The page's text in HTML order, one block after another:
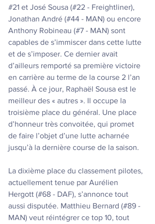
#21 et José Sousa (#22 - Freightliner),
Jonathan André (#44 - MAN) ou encore
Anthony Robineau (#7 - MAN) sont
capables de s’immiscer dans cette lutte
et de s’imposer. Ce dernier avait
d’ailleurs remporté sa première victoire
en carrière au terme de la course 2 l’an
passé. À ce jour, Raphaël Sousa est le
meilleur des « autres ». Il occupe la
troisième place du général. Une place
d’honneur très convoitée, qui promet
de faire l’objet d’une lutte acharnée
jusqu’à la dernière course de la saison.
La dixième place du classement pilotes,
actuellement tenue par Aurélien
Hergott (#68 - DAF), s’annonce tout
aussi disputée. Matthieu Bernard (#89 -
MAN) veut réintégrer ce top 10, tout